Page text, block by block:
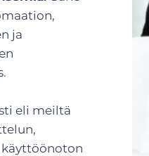
ja
eli meiltä